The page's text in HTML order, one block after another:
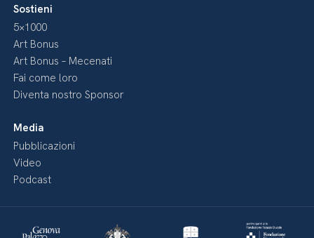
Sostieni
5×1000
Art Bonus
Art Bonus – Mecenati
Fai come loro
Diventa nostro Sponsor
Media
Pubblicazioni
Video
Podcast